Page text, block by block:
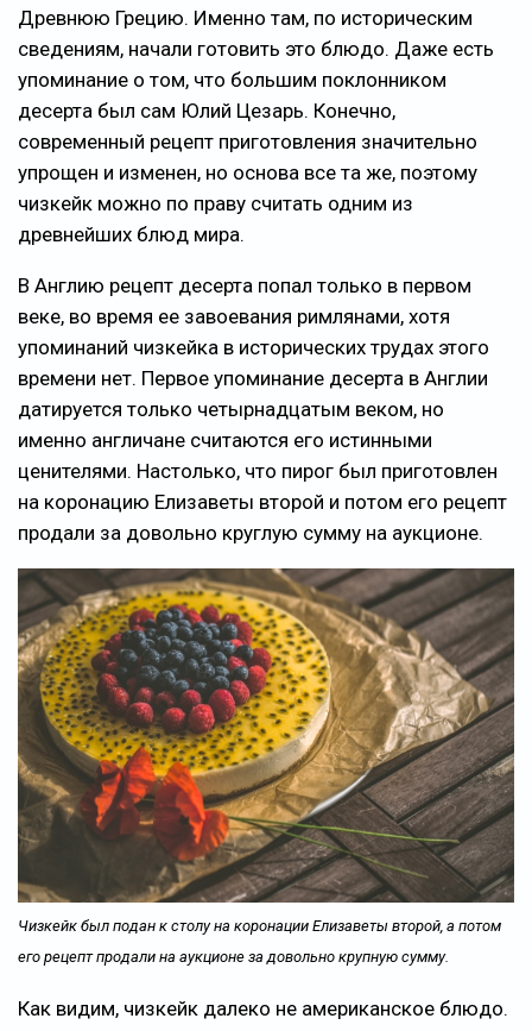
Древнюю Грецию. Именно там, по историческим
сведениям, начали готовить это блюдо. Даже есть
упоминание о том, что большим поклонником
десерта был сам Юлий Цезарь. Конечно,
современный рецепт приготовления значительно
упрощен и изменен, но основа все та же, поэтому
чизкейк можно по праву считать одним из
древнейших блюд мира.
В Англию рецепт десерта попал только в первом
веке, во время ее завоевания римлянами, хотя
упоминаний чизкейка в исторических трудах этого
времени нет. Первое упоминание десерта в Англии
датируется только четырнадцатым веком, но
именно англичане считаются его истинными
ценителями. Настолько, что пирог был приготовлен
на коронацию Елизаветы второй и потом его рецепт
продали за довольно круглую сумму на аукционе.
Чизкейк был подан к столу на коронации Елизаветы второй, а потом
его рецепт продали на аукционе за довольно крупную сумму.
Как видим, чизкейк далеко не американское блюдо.